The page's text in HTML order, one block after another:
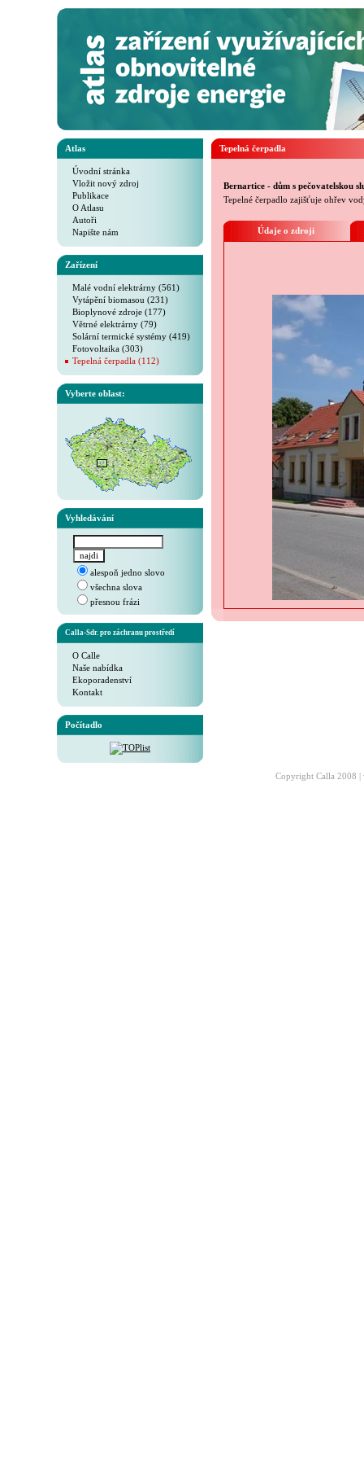
Atlas
Úvodní stránka
Vložit nový zdroj
Publikace
O Atlasu
Autoři
Napište nám
Zařízení
Malé vodní elektrárny (561)
Vytápění biomasou (231)
Bioplynové zdroje (177)
Větrné elektrárny (79)
Solární termické systémy (419)
Fotovoltaika (303)
Tepelná čerpadla (112)
Vyberte oblast:
Vyhledávání
alespoň jedno slovo
všechna slova
přesnou frázi
Calla-Sdr. pro záchranu prostředí
O Calle
Naše nabídka
Ekoporadenství
Kontakt
Počítadlo
Tepelná čerpadla
Bernartice - dům s pečovatelskou
Tepelné čerpadlo zajišťuje ohřev
Údaje o zdroji
Copyright Calla 2008 |